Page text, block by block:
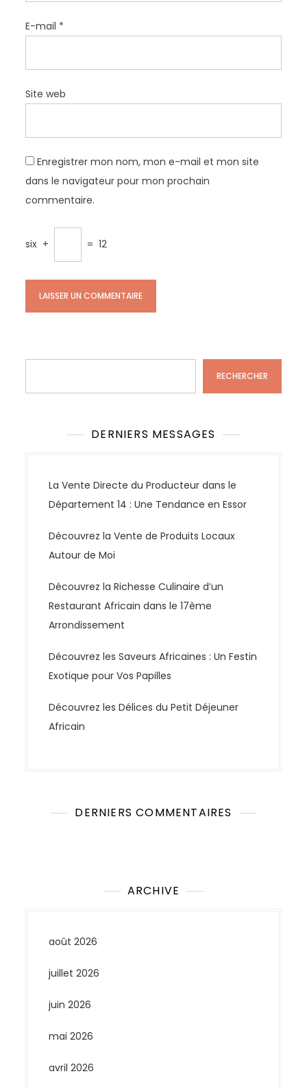
E-mail *
Site web
Enregistrer mon nom, mon e-mail et mon site
dans le navigateur pour mon prochain
commentaire.
six + = 12
RECHERCHER
DERNIERS MESSAGES
La Vente Directe du Producteur dans le
Département 14 : Une Tendance en Essor
Découvrez la Vente de Produits Locaux
Autour de Moi
Découvrez la Richesse Culinaire d’un
Restaurant Africain dans le 17ème
Arrondissement
Découvrez les Saveurs Africaines : Un Festin
Exotique pour Vos Papilles
Découvrez les Délices du Petit Déjeuner
Africain
DERNIERS COMMENTAIRES
ARCHIVE
août 2026
juillet 2026
juin 2026
mai 2026
avril 2026